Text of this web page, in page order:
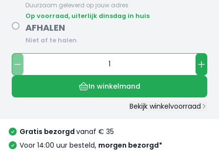
Duurzaam geleverd op jouw adres
op voorraad, uiterlijk dinsdag in huis
AFHALEN
Niet af te halen
In winkelmand
Bekijk winkelvoorraad
Gratis bezorgd vanaf € 35
Voor 14:00 uur besteld, morgen bezorgd*